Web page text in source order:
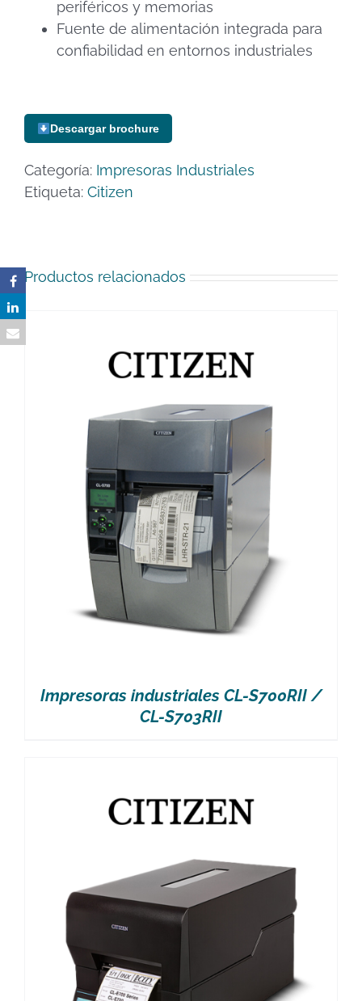
periféricos y memorias
Fuente de alimentación integrada para
confiabilidad en entornos industriales
Descargar brochure
Categoría: Impresoras Industriales
Etiqueta: Citizen
Productos relacionados
Impresoras industriales CL-S700RII /
CL-S703RII